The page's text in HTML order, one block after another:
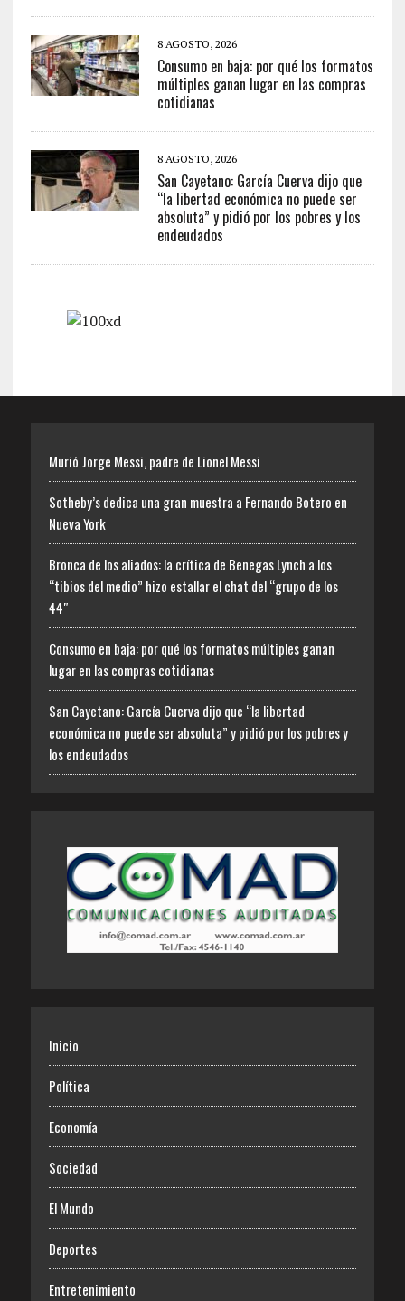
8 AGOSTO, 2026
Consumo en baja: por qué los formatos
múltiples ganan lugar en las compras
cotidianas
8 AGOSTO, 2026
San Cayetano: García Cuerva dijo que
“la libertad económica no puede ser
absoluta” y pidió por los pobres y los
endeudados
Murió Jorge Messi, padre de Lionel Messi
Sotheby’s dedica una gran muestra a Fernando Botero en
Nueva York
Bronca de los aliados: la crítica de Benegas Lynch a los
“tibios del medio” hizo estallar el chat del “grupo de los
44″
Consumo en baja: por qué los formatos múltiples ganan
lugar en las compras cotidianas
San Cayetano: García Cuerva dijo que “la libertad
económica no puede ser absoluta” y pidió por los pobres y
los endeudados
Inicio
Política
Economía
Sociedad
El Mundo
Deportes
Entretenimiento